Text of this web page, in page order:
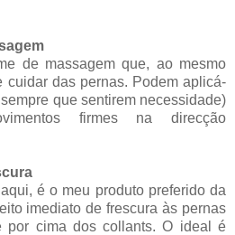
de massagem que, ao mesmo
cuidar das pernas. Podem aplicá-
que sentirem necessidade)
firmes na direcção
é o meu produto preferido da
imediato de frescura às pernas
por cima dos collants. O ideal é